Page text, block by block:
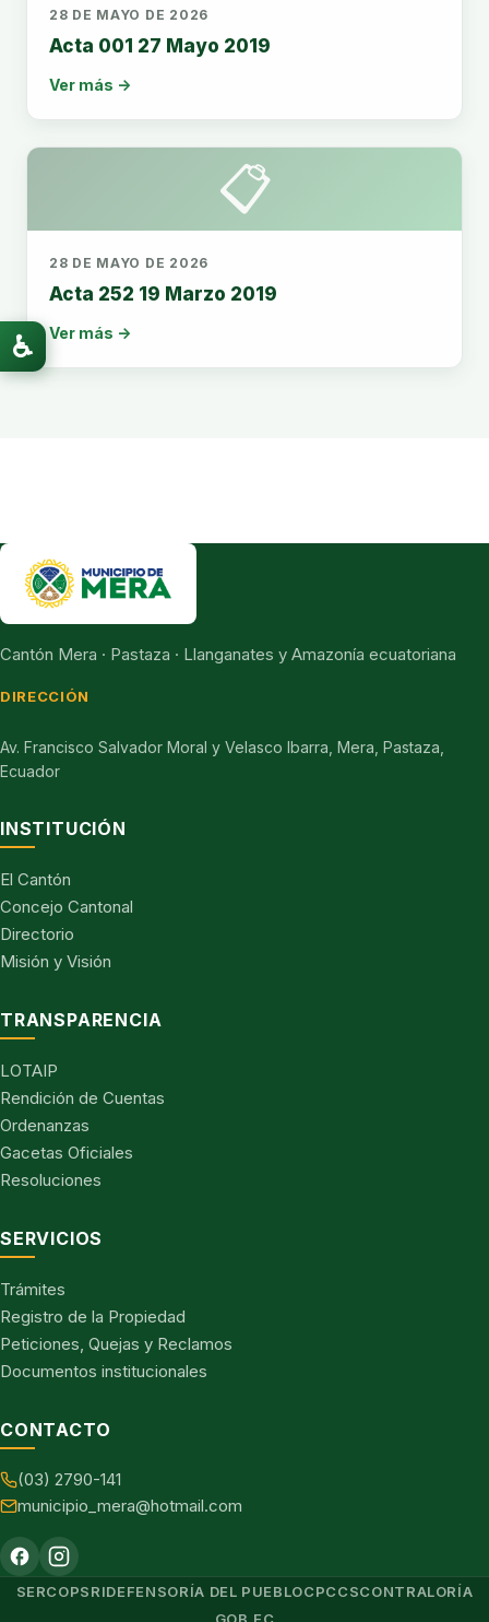
28 DE MAYO DE 2026
Acta 001 27 Mayo 2019
Ver más →
📋
28 DE MAYO DE 2026
Acta 252 19 Marzo 2019
Ver más →
Cantón Mera · Pastaza · Llanganates y Amazonía ecuatoriana
DIRECCIÓN
Av. Francisco Salvador Moral y Velasco Ibarra, Mera, Pastaza,
Ecuador
INSTITUCIÓN
El Cantón
Concejo Cantonal
Directorio
Misión y Visión
TRANSPARENCIA
LOTAIP
Rendición de Cuentas
Ordenanzas
Gacetas Oficiales
Resoluciones
SERVICIOS
Trámites
Registro de la Propiedad
Peticiones, Quejas y Reclamos
Documentos institucionales
CONTACTO
(03) 2790-141
municipio_mera@hotmail.com
SERCOPSRIDEFENSORÍA DEL PUEBLOCPCCSCONTRALORÍA
♿